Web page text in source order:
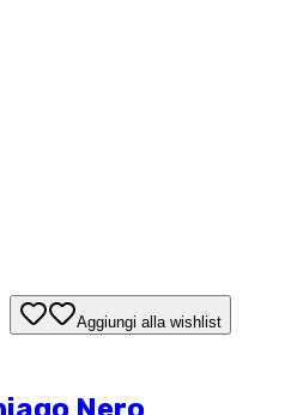
Aggiungi alla wishlist